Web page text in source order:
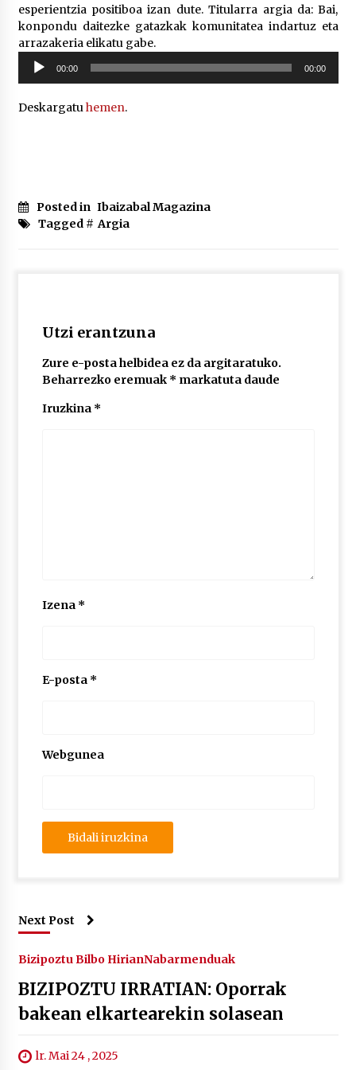
2026/07/03
MUSIBLA #297: Bide, Boards Of Canada, Somak,
esperientzia positiboa izan dute. Titularra argia da: Bai,
konpondu daitezke gatazkak komunitatea indartuz eta
arrazakeria elikatu gabe.
Soinu
erreproduzigailua
00:00 00:00
Deskargatuhemen.
Posted in Ibaizabal Magazina
Tagged # Argia
Utzi erantzuna
Zure e-posta helbidea ez da argitaratuko.
Beharrezko eremuak * markatuta daude
Iruzkina *
Izena *
E-posta *
Webgunea
Next Post
Bizipoztu Bilbo HirianNabarmenduak
BIZIPOZTU IRRATIAN: Oporrak
bakean elkartearekin solasean
lr. Mai 24 , 2025